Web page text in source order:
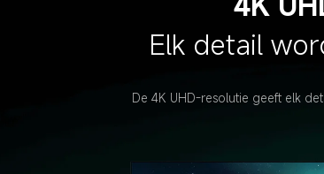
Elk detail
De 4K UHD-resolutie geeft elk